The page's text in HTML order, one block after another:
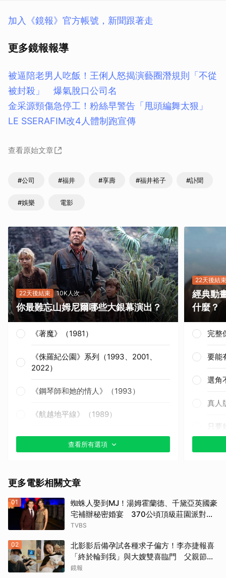
加入《鏡報》官方帳號，新聞跟著走
更多鏡報報導
被逼陪老男人吃飯！王俐人怒揭演藝圈潛規則「不從
被封殺」 爆氣脫口公司名
金采源頸傷急停工！粉絲早警告「甩頭編舞太狠」
LE SSERAFIM改4人體制跑宣傳
查看原始文章
#公司 #福井 #享壽 #福井裕子 #訃聞
#娛樂 電影
22天後結束 10K人次
你最難忘山姆尼爾哪些大銀幕演出？
《著魔》（1981）
《侏羅紀公園》系列（1993、2001、
2022）
《鋼琴師和她的情人》（1993）
《航越地平線》（1989）
《獵殺紅色十月》（1990）
《撕裂地平線》（1997）
《變人》（1999）
《鋼鐵墳墓》（2013）
《震盪效應》(2015)
查看所有選項
22天後結束
經典動
什麼？
完整
要能
選角
真人
只要
更多電影相關文章
01
蜘蛛人娶到MJ！湯姆霍蘭德、千黛亞英國豪
宅補辦秘密婚宴 370公頃頂級莊園派對曝
光
TVBS
02
北影影后備孕試各種求子偏方！李亦捷報喜
「終於輪到我」與大嫂雙喜臨門 父親節喊
話亡父：他一定在笑
鏡報